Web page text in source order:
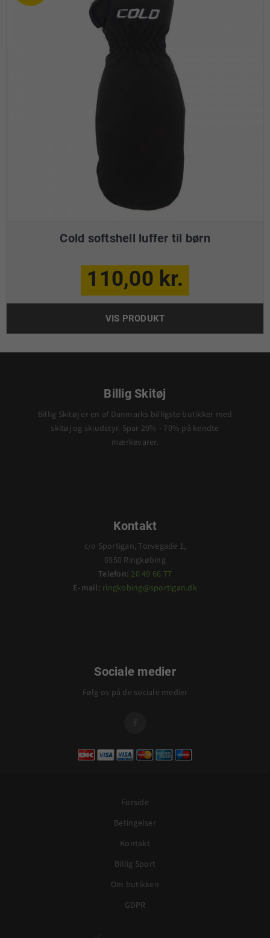
Cold softshell luffer til børn
110,00 kr.
VIS PRODUKT
Billig Skitøj
Billig Skitøj er en af Danmarks billigste butikker med
skitøj og skiudstyr. Spar 20% - 70% på kendte
mærkevarer.
Kontakt
c/o Sportigan, Torvegade 1,
6950 Ringkøbing
Telefon: 20 49 66 77
E-mail: ringkobing@sportigan.dk
Sociale medier
Følg os på de sociale medier
Forside
Betingelser
Kontakt
Billig Sport
Om butikken
GDPR